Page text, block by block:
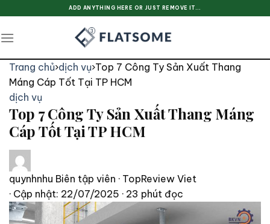
content
ADD ANYTHING HERE OR JUST REMOVE IT...
Trang chủ›dịch vụ›Top 7 Công Ty Sản Xuất Thang
Máng Cáp Tốt Tại TP HCM
dịch vụ
Top 7 Công Ty Sản Xuất Thang Máng
Cáp Tốt Tại TP HCM
quynhnhu Biên tập viên · TopReview Viet
· Cập nhật: 22/07/2025 · 23 phút đọc